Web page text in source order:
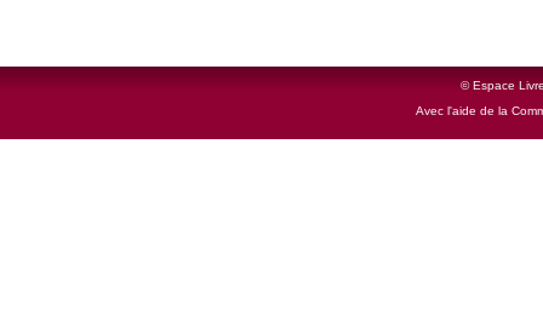
© Espace
Avec l'aide de la